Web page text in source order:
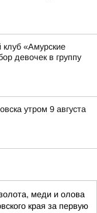
«Амурские
девочек в группу
утром 9 августа
меди и олова
края за первую